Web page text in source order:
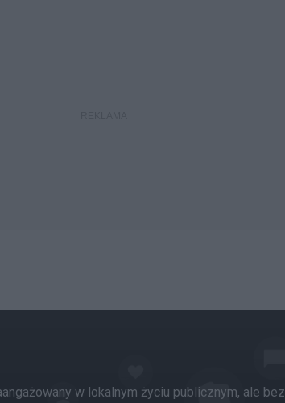
w lokalnym życiu publicznym, ale